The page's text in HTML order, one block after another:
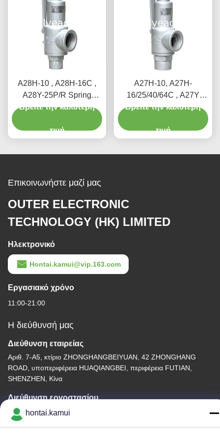
A28H-10 , A28H-16C ,
A28Y-25P/R Spring
loaded full lift safety valve
Βρείτε την καλύτερη
τιμή
A27H-10, A27H-
16/25/40/64C , A27Y
Spring loaded low lift
equipment and piping
Βρείτε την καλύτερη
τιμή
Επικοινωνήστε μαζί μας
OUTER ELECTRONIC
TECHNOLOGY (HK) LIMITED
Ηλεκτρονικό
Hontai.kamui@vip.163.com
Εργασιακό χρόνο
11:00-21:00
Η διεύθυνσή μας
Διεύθυνση εταιρείας
Αριθ. 7-Α5, κτίριο ZHONGHANGBEIYUAN, 42 ZHONGHANG
ROAD, υποπεριφέρεια HUAQIANGBEI, περιφέρεια FUTIAN,
SHENZHEN, Κίνα
Διεύθυνση εργοστασίου
Τηλεφώνημα
hontai.kamui